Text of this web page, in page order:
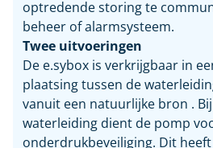
optredende storing te
beheer of alarmsysteem.
Twee uitvoeringen
De e.sybox is verkrijgbaar in
plaatsing tussen de
vanuit een natuurlijke bron .
waterleiding dient de pomp
onderdrukbeveiliging. Dit